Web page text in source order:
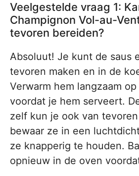
Veelgestelde vraag 1:
Champignon Vol-au-
tevoren bereiden?
Absoluut! Je kunt de saus
tevoren maken en in de
Verwarm hem langzaam
voordat je hem serveert.
zelf kun je ook van
bewaar ze in een
ze knapperig te houden.
opnieuw in de oven